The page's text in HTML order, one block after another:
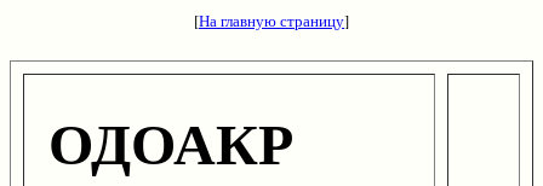
[На главную страницу]
ОДОАКР